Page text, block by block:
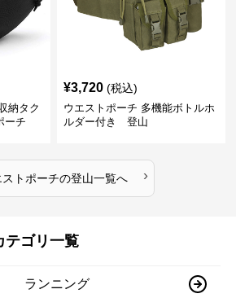
納タク
ーチ
¥3,720 (税込)
ウエストポーチ 多機能ボトルホ
ルダー付き 登山
ストポーチの登山一覧へ ›
テゴリ一覧
ランニング